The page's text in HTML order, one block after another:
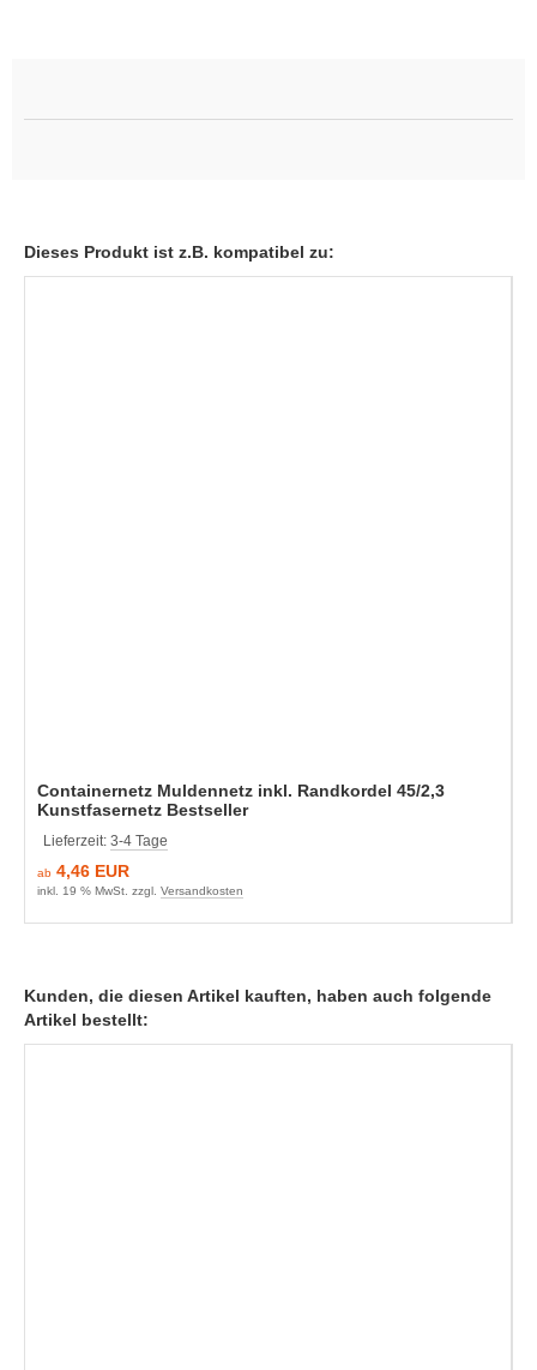
Dieses Produkt ist z.B. kompatibel zu:
Containernetz Muldennetz inkl. Randkordel 45/2,3
Kunstfasernetz Bestseller
Lieferzeit: 3-4 Tage
ab 4,46 EUR
inkl. 19 % MwSt. zzgl. Versandkosten
Kunden, die diesen Artikel kauften, haben auch folgende
Artikel bestellt: